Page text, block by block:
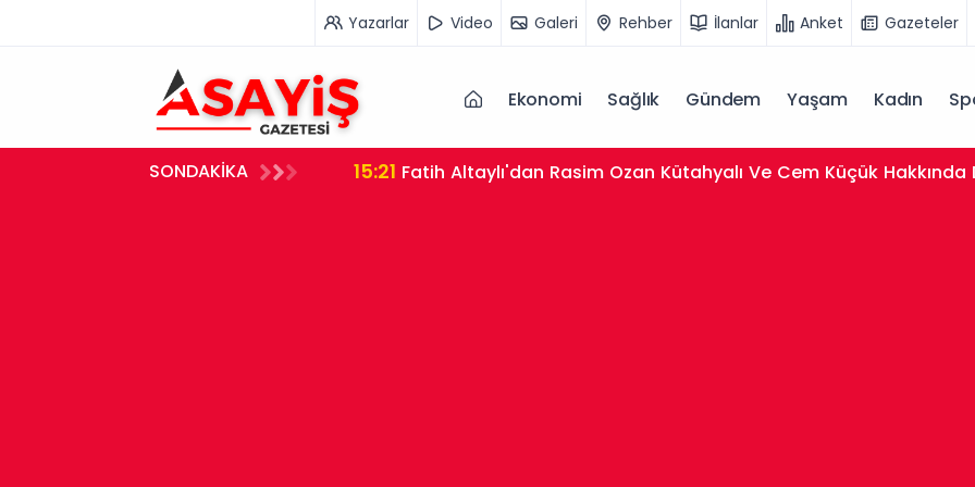
Yazarlar Video Galeri Rehber İlanlar Anket Gazeteler
Ekonomi Sağlık Gündem Yaşam Kadın
SONDAKİKA 15:21 Fatih Altaylı'dan Rasim Ozan Kütahyalı Ve Cem Küçük